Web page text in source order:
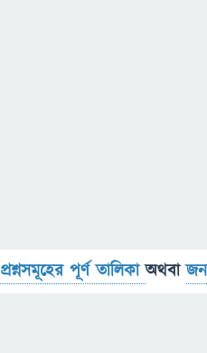
প্রশ্নসমূহের পূর্ণ তালিকাঅথবা